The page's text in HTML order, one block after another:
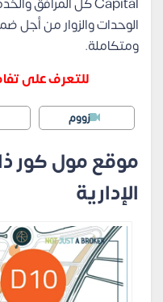
الوحدات والزوار من أجل
ومتكاملة.
للتعرف على
زووم
موقع مول كور
الإدارية